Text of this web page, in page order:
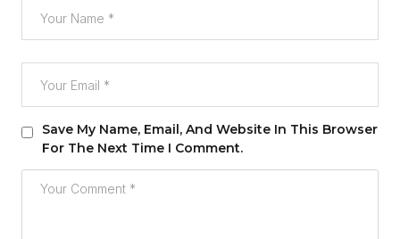
Save My Name, Email, And Website In This Browser
For The Next Time I Comment.